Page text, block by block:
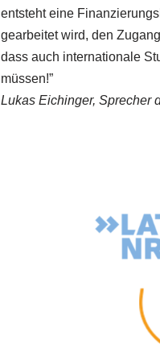
entsteht eine
gearbeitet wird, den
dass auch internationale
müssen!”
Lukas Eichinger, Sprecher